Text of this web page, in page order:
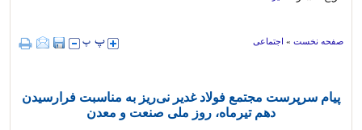
صفحه نخست » اجتماعی
پیام سرپرست مجتمع فولاد غدیر نی‌ریز به مناسبت فرارسیدن
دهم تیرماه، روز ملی صنعت و معدن